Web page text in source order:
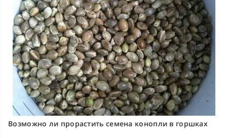
Возможно ли прорастить семена конопли в горшках